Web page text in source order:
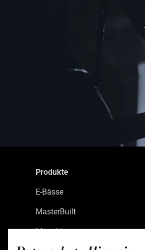
Produkte
E-Bässe
MasterBuilt
MetroLine